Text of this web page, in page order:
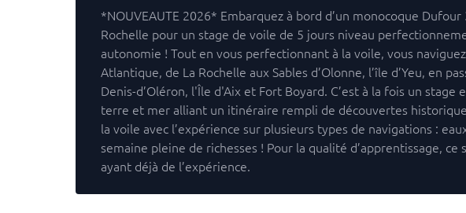
*NOUVEAUTE 2026* Embarquez à bord d’un monocoque
Rochelle pour un stage de voile de 5 jours niveau
autonomie ! Tout en vous perfectionnant à la voile, vous
Atlantique, de La Rochelle aux Sables d’Olonne, l’île d’Yeu, en
Denis-d’Oléron, l'Île d'Aix et Fort Boyard. C’est à la fois un
terre et mer alliant un itinéraire rempli de découvertes
la voile avec l’expérience sur plusieurs types de navigations :
semaine pleine de richesses ! Pour la qualité d’apprentissage,
ayant déjà de l’expérience.